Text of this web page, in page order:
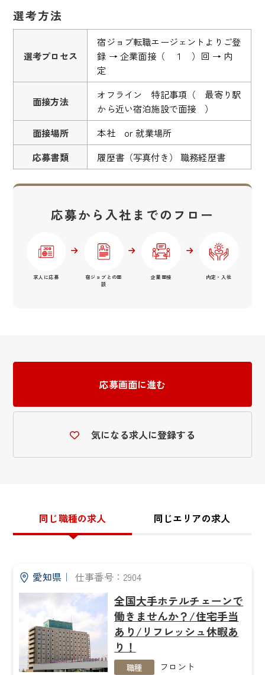
選考方法
選考プロセス
宿ジョブ転職エージェントよりご登
録 → 企業面接（ １ ）回 → 内
定
面接方法
オフライン 特記事項（ 最寄り駅
から近い宿泊施設で面接 ）
面接場所
本社 or 就業場所
応募書類
履歴書（写真付き） 職務経歴書
応募から入社までのフロー
求人に応募
宿ジョブとの面
談
企業面接 内定・入社
応募画面に進む
気になる求人に登録する
同じ職種の求人 同じエリアの求人
愛知県｜ 仕事番号：2904
全国大手ホテルチェーンで
働きませんか？/住宅手当
あり/リフレッシュ休暇あ
り！
職種 フロント